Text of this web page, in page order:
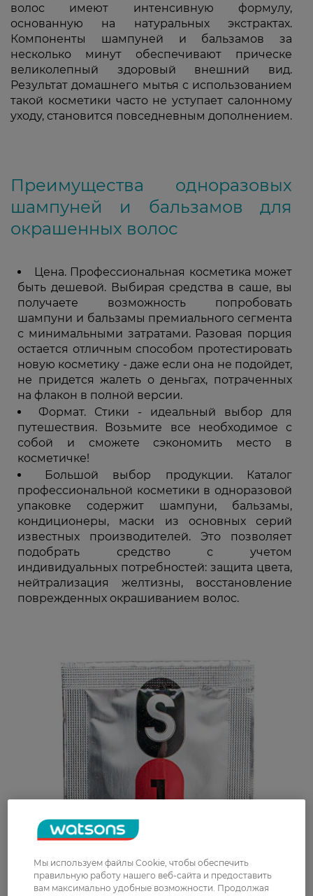
волос имеют интенсивную формулу,
основанную на натуральных экстрактах.
Компоненты шампуней и бальзамов за
несколько минут обеспечивают прическе
великолепный здоровый внешний вид.
Результат домашнего мытья с использованием
такой косметики часто не уступает салонному
уходу, становится повседневным дополнением.
Преимущества одноразовых
шампуней и бальзамов для
окрашенных волос
Цена. Профессиональная косметика может
быть дешевой. Выбирая средства в саше, вы
получаете возможность попробовать
шампуни и бальзамы премиального сегмента
с минимальными затратами. Разовая порция
остается отличным способом протестировать
новую косметику - даже если она не подойдет,
не придется жалеть о деньгах, потраченных
на флакон в полной версии.
Формат. Стики - идеальный выбор для
путешествия. Возьмите все необходимое с
собой и сможете сэкономить место в
косметичке!
Большой выбор продукции. Каталог
профессиональной косметики в одноразовой
упаковке содержит шампуни, бальзамы,
кондиционеры, маски из основных серий
известных производителей. Это позволяет
подобрать средство с учетом
индивидуальных потребностей: защита цвета,
нейтрализация желтизны, восстановление
поврежденных окрашиванием волос.
Мы используем файлы Cookie, чтобы обеспечить
правильную работу нашего веб-сайта и предоставить
вам максимально удобные возможности. Продолжая